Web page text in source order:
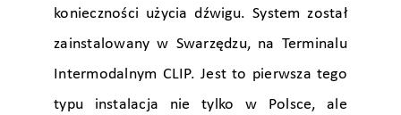
konieczności użycia dźwigu. System został
zainstalowany w Swarzędzu, na Terminalu
Intermodalnym CLIP. Jest to pierwsza tego
typu instalacja nie tylko w Polsce, ale